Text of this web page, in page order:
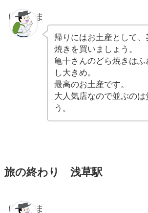
ぽちゃま
帰りにはお土産として、
焼きを買いましょう。
亀十さんのどら焼きは
し大きめ。
最高のお土産です。
大人気店なので並ぶのは
う。
旅の終わり 浅草駅
ぽちゃま